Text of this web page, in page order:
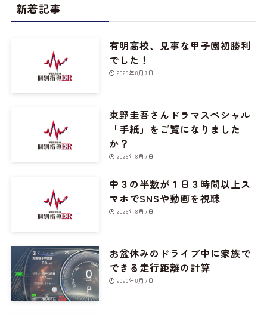
新着記事
有明高校、見事な甲子園初勝利
でした！
2026年8月7日
東野圭吾さんドラマスペシャル
「手紙」をご覧になりました
か？
2026年8月7日
中３の半数が１日３時間以上ス
マホでSNSや動画を視聴
2026年8月7日
お盆休みのドライブ中に家族で
できる走行距離の計算
2026年8月7日